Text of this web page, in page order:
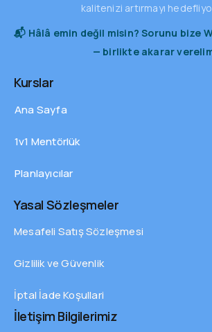
kalitenizi artırmayı
📬 Hâlâ emin değil misin? Sorunu bize
— birlikte akarar
Kurslar
Ana Sayfa
1v1 Mentörlük
Planlayıcılar
Yasal Sözleşmeler
Mesafeli Satış Sözleşmesi
Gizlilik ve Güvenlik
İptal İade Koşullari
İletişim Bilgilerimiz